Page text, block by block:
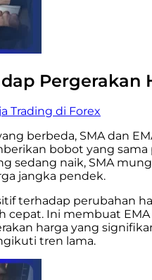
Pergerakan
Trading di Forex
berbeda, SMA dan
bobot yang
sedang naik, SMA
jangka pendek.
terhadap perubahan
cepat. Ini membuat
harga yang
tren lama.